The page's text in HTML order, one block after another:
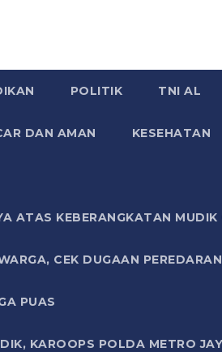
POLITIK TNI AL
DAN AMAN KESEHATAN
ATAS KEBERANGKATAN
CEK DUGAAN
PUAS
KAROOPS POLDA METRO